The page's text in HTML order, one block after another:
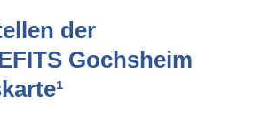
der
Gochsheim